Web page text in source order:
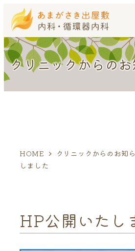
クリニックからの
HOME クリニックからのお知
しました
HP公開いたし